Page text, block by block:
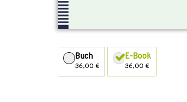
Buch
36,00 €
E-Book
36,00 €